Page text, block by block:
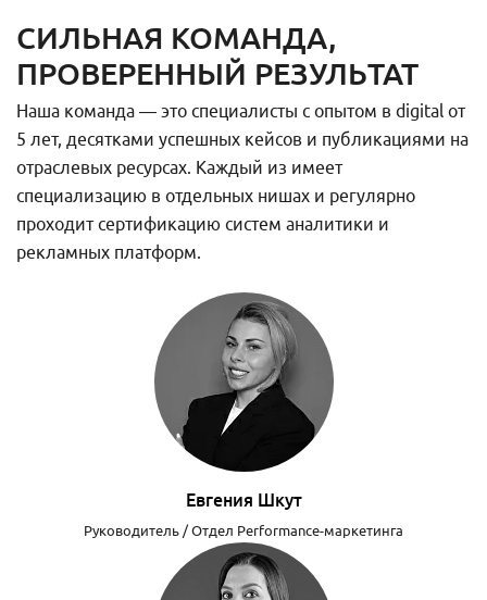
СИЛЬНАЯ КОМАНДА,
ПРОВЕРЕННЫЙ РЕЗУЛЬТАТ
Наша команда — это специалисты с опытом в digital от
5 лет, десятками успешных кейсов и публикациями на
отраслевых ресурсах. Каждый из имеет
специализацию в отдельных нишах и регулярно
проходит сертификацию систем аналитики и
рекламных платформ.
Евгения Шкут
Руководитель / Отдел Performance-маркетинга